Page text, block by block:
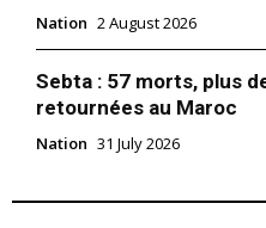
Nation 2 August 2026
Sebta : 57 morts, plus
retournées au Maroc
Nation 31 July 2026